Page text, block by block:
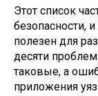
Этот список
безопасности,
полезен для
десяти
таковые, а
приложения